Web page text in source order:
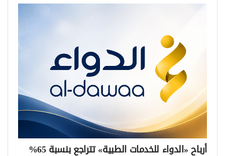
أرباح «الدواء للخدمات الطبية» تتراجع بنسبة 65%